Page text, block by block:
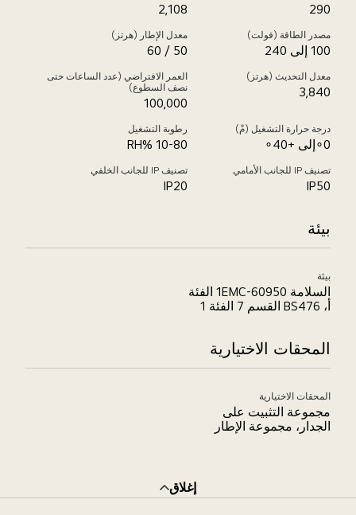
290
2,108
مصدر الطاقة (فولت)
100 إلى 240
معدل الإطار (هرتز)
50 / 60
معدل التحديث (هرتز)
3,840
العمر الافتراضي (عدد الساعات حتى
نصف السطوع)
100,000
درجة حرارة التشغيل (مْ)
0∘إلى +40∘
رطوبة التشغيل
10-80 %RH
تصنيف IP للجانب الأمامي
IP50
تصنيف IP للجانب الخلفي
IP20
بيئة
بيئة
السلامة 60950-1EMC الفئة
أ، BS476 القسم 7 الفئة 1
المحقات الاختيارية
المحقات الاختيارية
مجموعة التثبيت على
الجدار، مجموعة الإطار
إغلاق